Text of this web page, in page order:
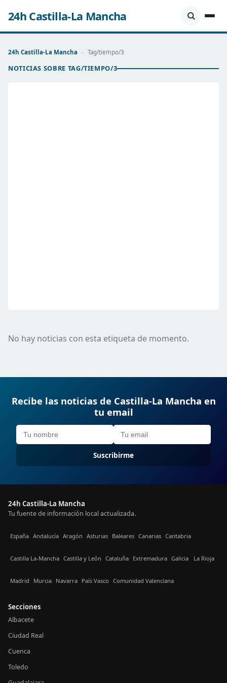
24h Castilla-La Mancha
24h Castilla-La Mancha › Tag/tiempo/3
NOTICIAS SOBRE TAG/TIEMPO/3
No hay noticias con esta etiqueta de momento.
Recibe las noticias de Castilla-La Mancha en
tu email
Suscribirme
24h Castilla-La Mancha
Tu fuente de información local actualizada.
España Andalucía Aragón Asturias Baleares Canarias Cantabria
Castilla La-Mancha Castilla y León Cataluña Extremadura Galicia La Rioja
Madrid Murcia Navarra País Vasco Comunidad Valenciana
Secciones
Albacete
Ciudad Real
Cuenca
Toledo